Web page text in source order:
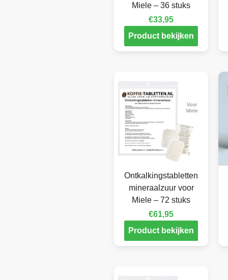
Miele – 36 stuks
€33,95
Product bekijken
Ontkalkingstabletten
mineraalzuur voor
Miele – 72 stuks
€61,95
Product bekijken